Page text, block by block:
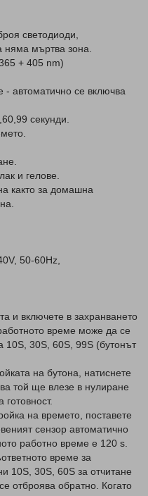
светодиоди,
няма мъртва зона.
+ 405 nm)
автоматично се включва
секунди.
и гелове.
както за домашна
50-60Hz,
и включете в захранването
време може да се
10S, 30S, 60S, 99S (бутонът
на бутона, натиснете
той ще влезе в нулиране
на времето, поставете
сензор автоматично
работно време е 120 s.
време за
10S, 30S, 60S за отчитане
отброява обратно. Когато